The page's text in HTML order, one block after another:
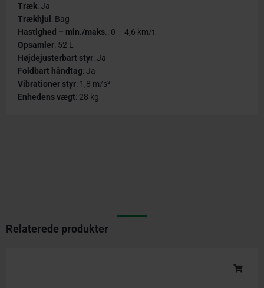
Træk: Ja
Trækhjul : Bag
Hastighed – min./maks .: 0 – 4,6 km/t
Opsamler: 52 L
Højdejusterbart styr: Ja
Foldbart håndtag: Ja
Vibrationer styr: 1,8 m/s²
Enhedens vægt: 28 kg
Relaterede produkter